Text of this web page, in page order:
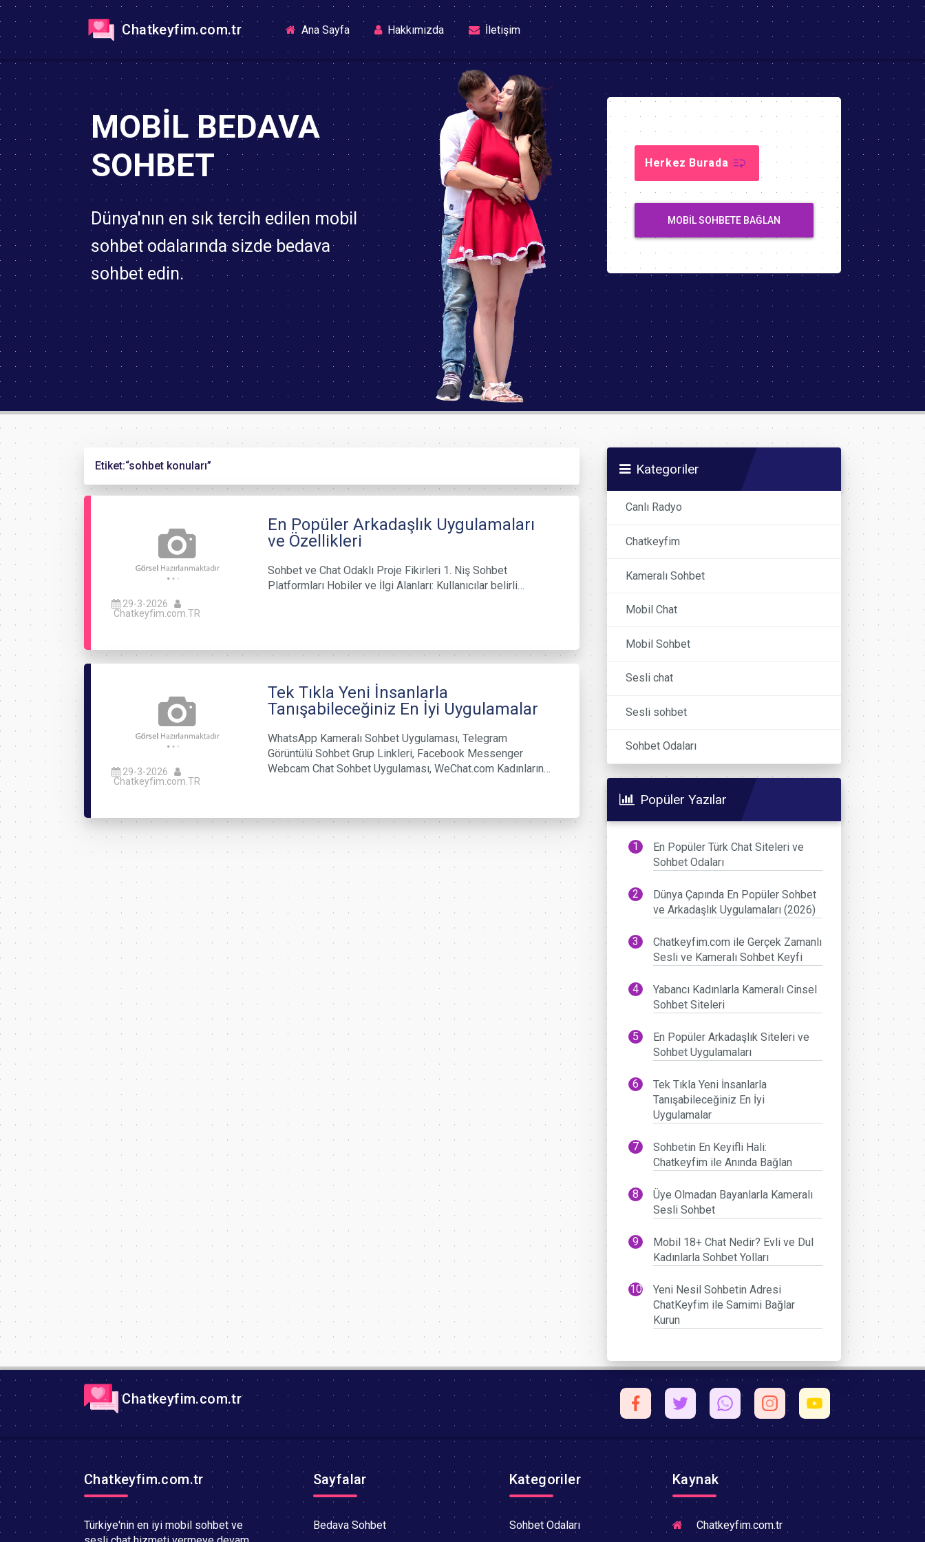
Chatkeyfim.com.tr Ana Sayfa(current)Hakkımızda İletişim
MOBIL BEDAVA
SOHBET
Dünya'nın en sık tercih edilen mobil
sohbet odalarında sizde bedava
sohbet edin.
Herkez Burada
MOBIL SOHBETE BAĞLAN
Etiket:“sohbet konuları”
29-3-2026
Chatkeyfim.com.TR
En Popüler Arkadaşlık Uygulamaları
ve Özellikleri
Sohbet ve Chat Odaklı Proje Fikirleri 1. Niş Sohbet
Platformları Hobiler ve İlgi Alanları: Kullanıcılar belirli…
29-3-2026
Chatkeyfim.com.TR
Tek Tıkla Yeni İnsanlarla
Tanışabileceğiniz En İyi Uygulamalar
WhatsApp Kameralı Sohbet Uygulaması, Telegram
Görüntülü Sohbet Grup Linkleri, Facebook Messenger
Webcam Chat Sohbet Uygulaması, WeChat.com Kadınların…
Kategoriler
Canlı Radyo
Chatkeyfim
Kameralı Sohbet
Mobil Chat
Mobil Sohbet
Sesli chat
Sesli sohbet
Sohbet Odaları
Popüler Yazılar
En Popüler Türk Chat Siteleri ve
Sohbet Odaları
Dünya Çapında En Popüler Sohbet
ve Arkadaşlık Uygulamaları (2026)
Chatkeyfim.com ile Gerçek Zamanlı
Sesli ve Kameralı Sohbet Keyfi
Yabancı Kadınlarla Kameralı Cinsel
Sohbet Siteleri
En Popüler Arkadaşlık Siteleri ve
Sohbet Uygulamaları
Tek Tıkla Yeni İnsanlarla
Tanışabileceğiniz En İyi
Uygulamalar
Sohbetin En Keyifli Hali:
Chatkeyfim ile Anında Bağlan
Üye Olmadan Bayanlarla Kameralı
Sesli Sohbet
Mobil 18+ Chat Nedir? Evli ve Dul
Kadınlarla Sohbet Yolları
Yeni Nesil Sohbetin Adresi
ChatKeyfim ile Samimi Bağlar
Kurun
Chatkeyfim.com.tr
Chatkeyfim.com.tr
Türkiye'nin en iyi mobil sohbet ve
Sayfalar
Bedava Sohbet
Kategoriler
Sohbet Odaları
Kaynak
Chatkeyfim.com.tr